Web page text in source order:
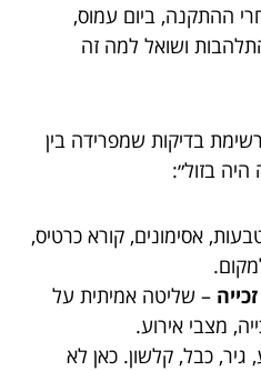
ההתקנה, ביום עמוס,
ושואל למה זה
בדיקות שמפרידה בין
היה בזול״:
אסימונים, קורא כרטיס,
– שליטה אמיתית על
מצבי אירוע.
גיר, כבל, קלשון. כאן לא